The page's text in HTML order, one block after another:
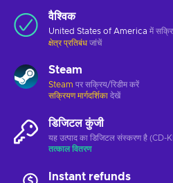
वैश्विक
United States of America में
क्षेत्र प्रतिबंध जांचें
Steam
Steam पर सक्रिय/रिडीम करें
सक्रियण मार्गदर्शिका देखें
डिजिटल कुंजी
यह उत्पाद का डिजिटल संस्करण है (CD-
तत्काल वितरण
Instant refunds